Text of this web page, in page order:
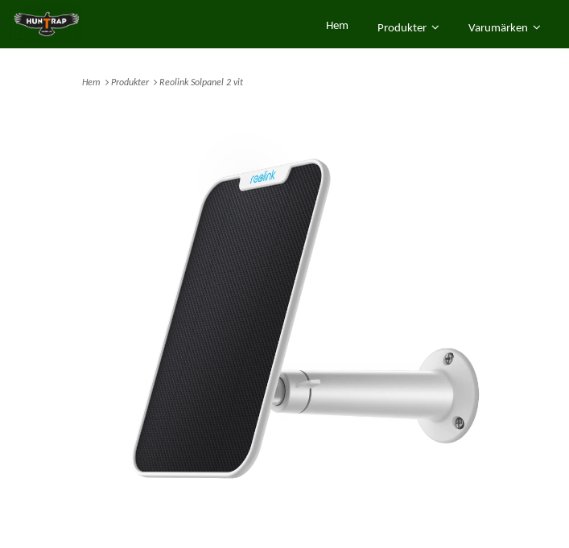
Hem Produkter Reolink Solpanel 2 vit
Hem Produkter Varumärken